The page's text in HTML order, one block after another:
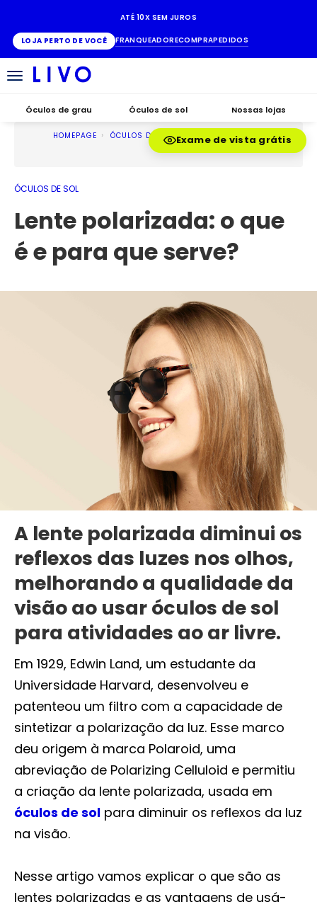
ATÉ 10X SEM JUROS
LOJA PERTO DE VOCÊ FRANQUEADORECOMPRAPEDIDOS
Alternar
Óculos de grau Óculos de sol Nossas lojas
Exame de vista grátis
HOMEPAGE ÓCULOS DE SOL
ÓCULOS DE SOL
Lente polarizada: o que
é e para que serve?
A lente polarizada diminui os
reflexos das luzes nos olhos,
melhorando a qualidade da
visão ao usar óculos de sol
para atividades ao ar livre.
Em 1929, Edwin Land, um estudante da
Universidade Harvard, desenvolveu e
patenteou um filtro com a capacidade de
sintetizar a polarização da luz. Esse marco
deu origem à marca Polaroid, uma
abreviação de Polarizing Celluloid e permitiu
a criação da lente polarizada, usada em
óculos de sol para diminuir os reflexos da luz
na visão.
Nesse artigo vamos explicar o que são as
lentes polarizadas e as vantagens de usá-